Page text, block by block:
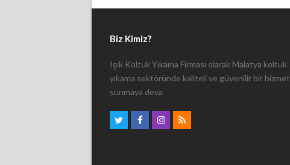
Biz Kimiz?
Işık Koltuk Yıkama Firması olarak Malatya koltuk
yıkama sektöründe kaliteli ve güvenilir bir hizmet
sunmaya deva
TwitterFacebookInstagram
RSS